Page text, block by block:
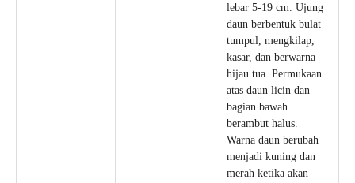
lebar 5-19 cm. Ujung
daun berbentuk bulat
tumpul, mengkilap,
kasar, dan berwarna
hijau tua. Permukaan
atas daun licin dan
bagian bawah
berambut halus.
Warna daun berubah
menjadi kuning dan
merah ketika akan